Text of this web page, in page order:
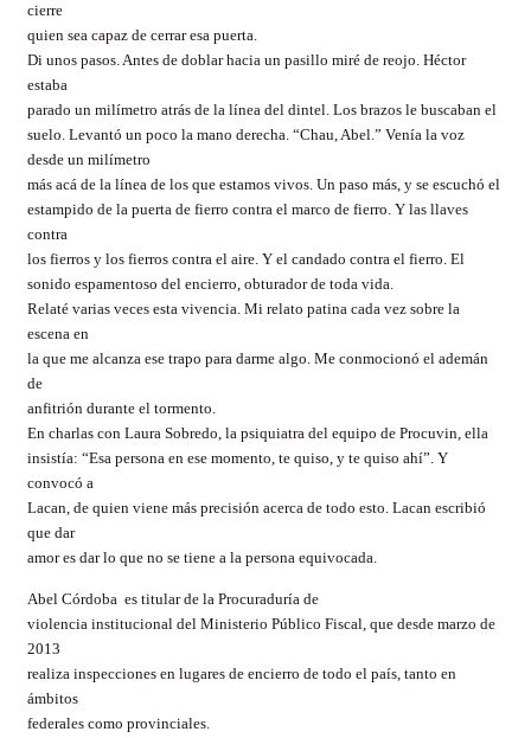
cierre
quien sea capaz de cerrar esa puerta.
Di unos pasos. Antes de doblar hacia un pasillo miré de reojo. Héctor
estaba
parado un milímetro atrás de la línea del dintel. Los brazos le buscaban el
suelo. Levantó un poco la mano derecha. “Chau, Abel.” Venía la voz
desde un milímetro
más acá de la línea de los que estamos vivos. Un paso más, y se escuchó el
estampido de la puerta de fierro contra el marco de fierro. Y las llaves
contra
los fierros y los fierros contra el aire. Y el candado contra el fierro. El
sonido espamentoso del encierro, obturador de toda vida.
Relaté varias veces esta vivencia. Mi relato patina cada vez sobre la
escena en
la que me alcanza ese trapo para darme algo. Me conmocionó el ademán
de
anfitrión durante el tormento.
En charlas con Laura Sobredo, la psiquiatra del equipo de Procuvin, ella
insistía: “Esa persona en ese momento, te quiso, y te quiso ahí”. Y
convocó a
Lacan, de quien viene más precisión acerca de todo esto. Lacan escribió
que dar
amor es dar lo que no se tiene a la persona equivocada.
Abel Córdoba es titular de la Procuraduría de
violencia institucional del Ministerio Público Fiscal, que desde marzo de
2013
realiza inspecciones en lugares de encierro de todo el país, tanto en
ámbitos
federales como provinciales.